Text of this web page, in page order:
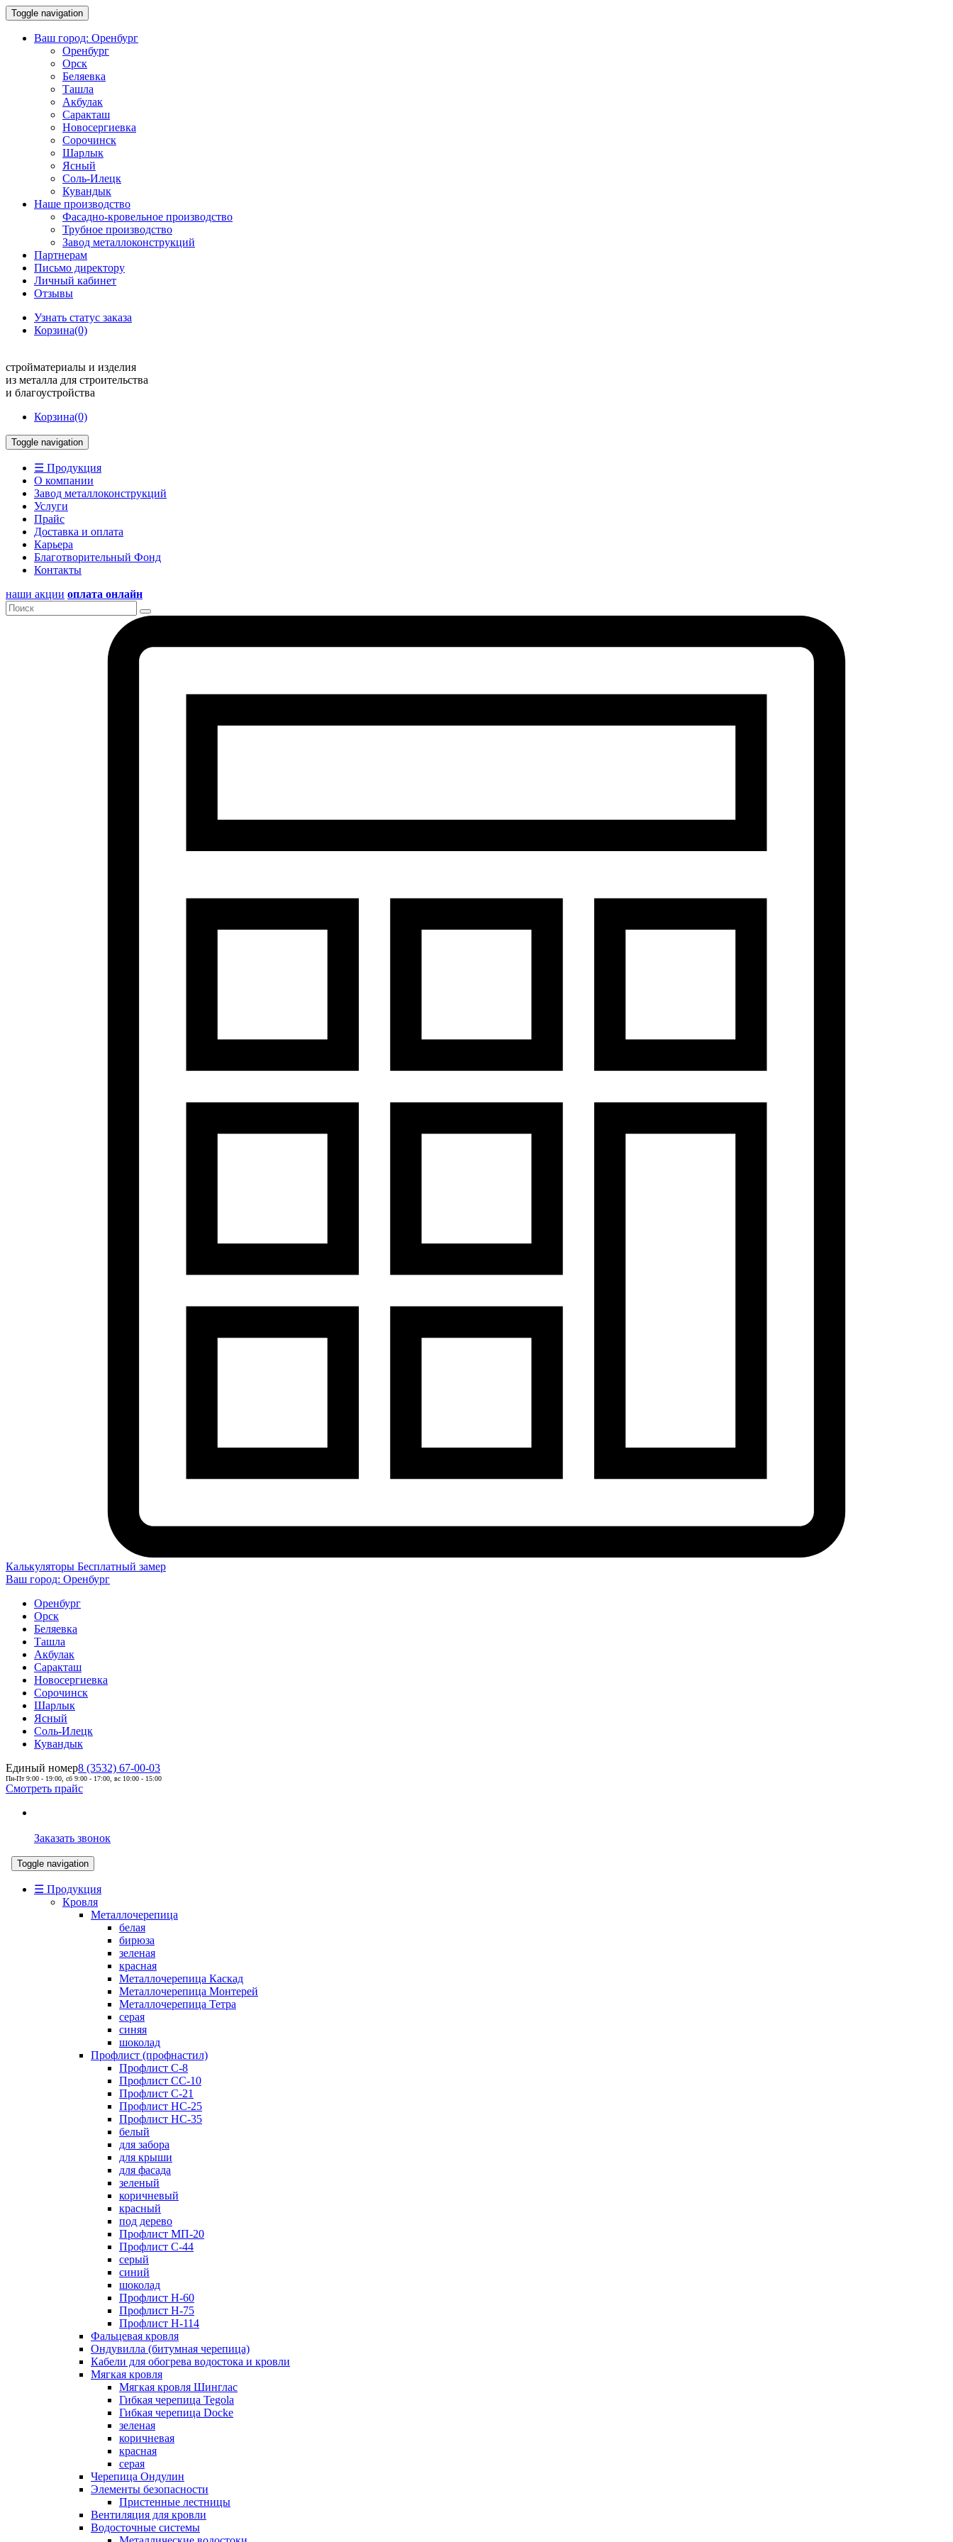
Toggle navigation
Ваш город: Оренбург
Оренбург
Орск
Беляевка
Ташла
Акбулак
Саракташ
Новосергиевка
Сорочинск
Шарлык
Ясный
Соль-Илецк
Кувандык
Наше производство
Фасадно-кровельное производство
Трубное производство
Завод металлоконструкций
Партнерам
Письмо директору
Личный кабинет
Отзывы
Узнать статус заказа
Корзина(0)
стройматериалы и изделия
из металла для строительства
и благоустройства
Корзина(0)
Toggle navigation
☰ Продукция
О компании
Завод металлоконструкций
Услуги
Прайс
Доставка и оплата
Карьера
Благотворительный Фонд
Контакты
наши акции оплата онлайн
Калькуляторы Бесплатный замер
Ваш город: Оренбург
Оренбург
Орск
Беляевка
Ташла
Акбулак
Саракташ
Новосергиевка
Сорочинск
Шарлык
Ясный
Соль-Илецк
Кувандык
Единый номер8 (3532) 67-00-03
Пн-Пт 9:00 - 19:00, сб 9:00 - 17:00, вс 10:00 - 15:00
Смотреть прайс
Заказать звонок
Toggle navigation
☰ Продукция
Кровля
Металлочерепица
белая
бирюза
зеленая
красная
Металлочерепица Каскад
Металлочерепица Монтерей
Металлочерепица Тетра
серая
синяя
шоколад
Профлист (профнастил)
Профлист С-8
Профлист СС-10
Профлист C-21
Профлист НС-25
Профлист НС-35
белый
для забора
для крыши
для фасада
зеленый
коричневый
красный
под дерево
Профлист МП-20
Профлист С-44
серый
синий
шоколад
Профлист Н-60
Профлист Н-75
Профлист H-114
Фальцевая кровля
Ондувилла (битумная черепица)
Кабели для обогрева водостока и кровли
Мягкая кровля
Мягкая кровля Шинглас
Гибкая черепица Tegola
Гибкая черепица Docke
зеленая
коричневая
красная
серая
Черепица Ондулин
Элементы безопасности
Пристенные лестницы
Вентиляция для кровли
Водосточные системы